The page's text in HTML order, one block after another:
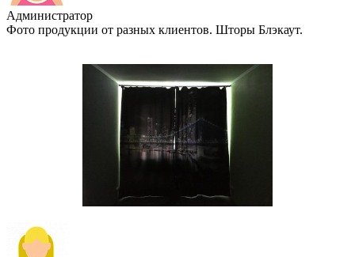
Администратор
Фото продукции от разных клиентов. Шторы Блэкаут.